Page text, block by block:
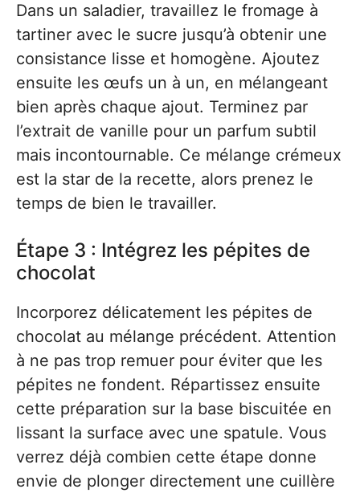
Dans un saladier, travaillez le fromage à
tartiner avec le sucre jusqu’à obtenir une
consistance lisse et homogène. Ajoutez
ensuite les œufs un à un, en mélangeant
bien après chaque ajout. Terminez par
l’extrait de vanille pour un parfum subtil
mais incontournable. Ce mélange crémeux
est la star de la recette, alors prenez le
temps de bien le travailler.
Étape 3 : Intégrez les pépites de
chocolat
Incorporez délicatement les pépites de
chocolat au mélange précédent. Attention
à ne pas trop remuer pour éviter que les
pépites ne fondent. Répartissez ensuite
cette préparation sur la base biscuitée en
lissant la surface avec une spatule. Vous
verrez déjà combien cette étape donne
envie de plonger directement une cuillère